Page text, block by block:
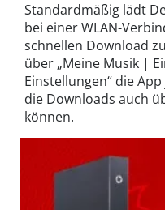
Standardmäßig lädt
bei einer WLAN-
schnellen Download
über „Meine Musik |
Einstellungen“ die
die Downloads auch
können.